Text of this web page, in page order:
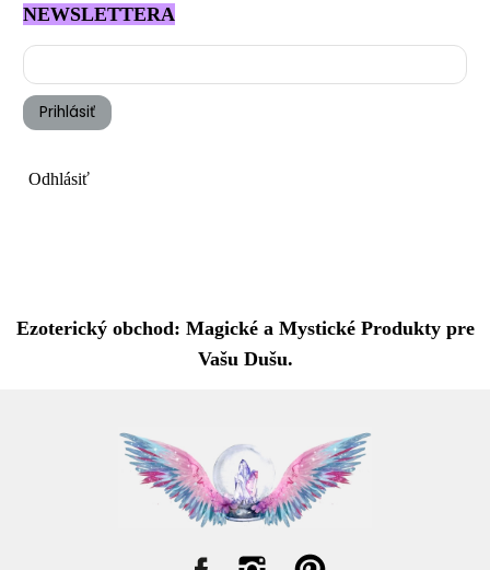
NEWSLETTERA
Prihlásiť
Odhlásiť
Ezoterický obchod: Magické a Mystické Produkty pre
Vašu Dušu.